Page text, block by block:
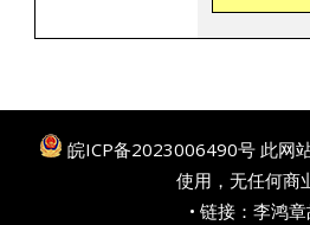
皖ICP备2023006490号 此网
使用，无任何商
• 链接： 李鸿